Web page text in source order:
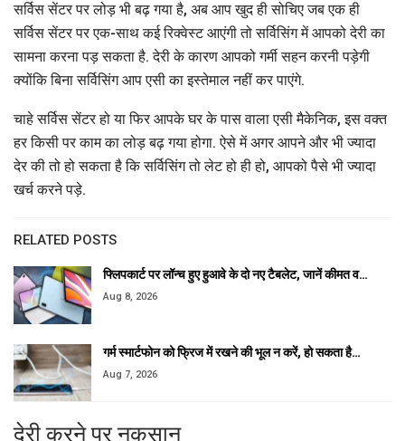
सर्विस सेंटर पर लोड़ भी बढ़ गया है, अब आप खुद ही सोचिए जब एक ही
सर्विस सेंटर पर एक-साथ कई रिक्वेस्ट आएंगी तो सर्विसिंग में आपको देरी का
सामना करना पड़ सकता है. देरी के कारण आपको गर्मी सहन करनी पड़ेगी
क्योंकि बिना सर्विसिंग आप एसी का इस्तेमाल नहीं कर पाएंगे.
चाहे सर्विस सेंटर हो या फिर आपके घर के पास वाला एसी मैकेनिक, इस वक्त
हर किसी पर काम का लोड़ बढ़ गया होगा. ऐसे में अगर आपने और भी ज्यादा
देर की तो हो सकता है कि सर्विसिंग तो लेट हो ही हो, आपको पैसे भी ज्यादा
खर्च करने पड़े.
RELATED POSTS
फ्लिपकार्ट पर लॉन्च हुए हुआवे के दो नए टैबलेट, जानें कीमत व…
Aug 8, 2026
गर्म स्मार्टफोन को फ्रिज में रखने की भूल न करें, हो सकता है…
Aug 7, 2026
देरी करने पर नुकसान